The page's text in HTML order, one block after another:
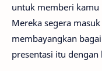
untuk memberi kamu
Mereka segera
membayangkan
presentasi itu